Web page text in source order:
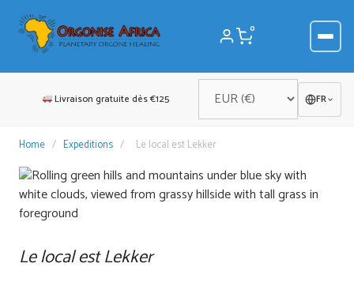
contenu
0
Livraison gratuite dès €125 FR
Home / Expeditions / Le local est Lekker
Le local est Lekker